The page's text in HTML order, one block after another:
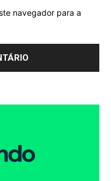
navegador para a